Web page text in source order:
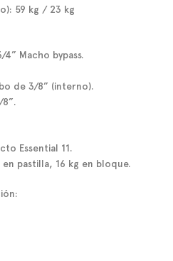
59 kg / 23 kg
Macho bypass.
de 3/8” (interno).
Essential 11.
pastilla, 16 kg en bloque.